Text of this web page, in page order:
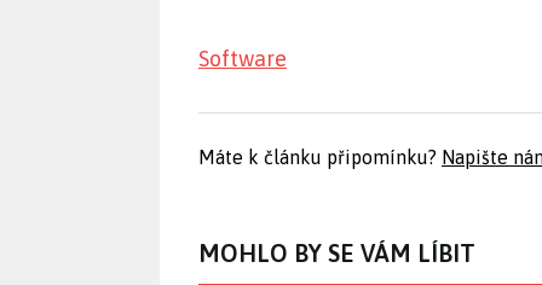
Software
Máte k článku připomínku? Napište
MOHLO BY SE VÁM LÍBIT